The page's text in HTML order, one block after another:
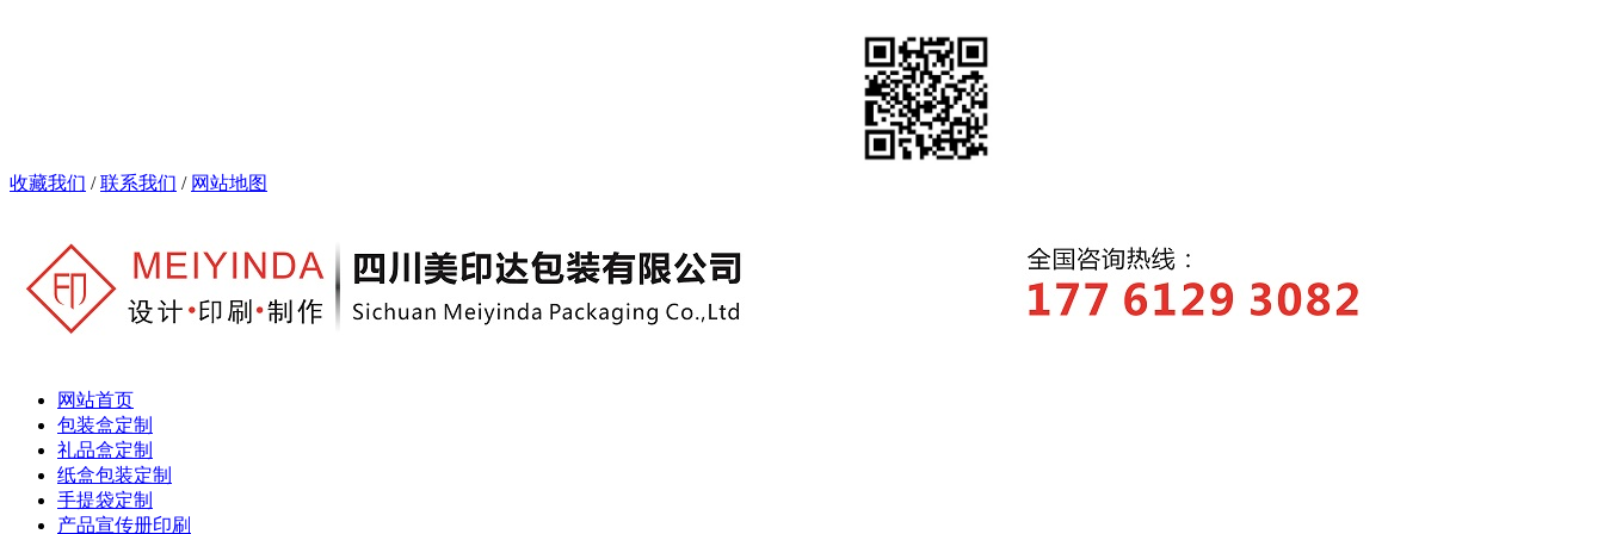
收藏我们 /联系我们 / 网站地图
网站首页
包装盒定制
礼品盒定制
纸盒包装定制
手提袋定制
产品宣传册印刷